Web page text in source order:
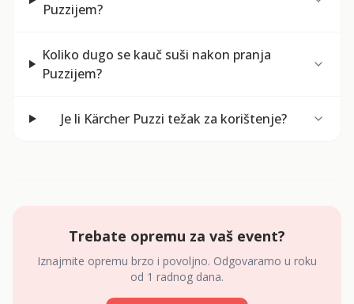
Puzzijem?
Koliko dugo se kauč suši nakon pranja
Puzzijem?
Je li Kärcher Puzzi težak za korištenje?
Trebate opremu za vaš event?
Iznajmite opremu brzo i povoljno. Odgovaramo u roku
od 1 radnog dana.